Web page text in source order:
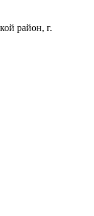
район, г.